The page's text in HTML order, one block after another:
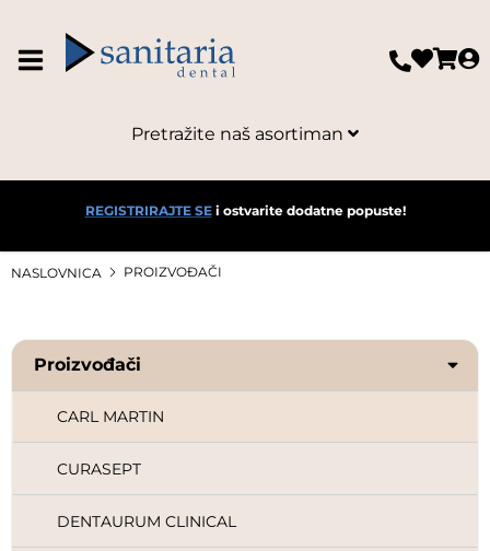
Pretražite naš asortiman
REGISTRIRAJTE SEi ostvarite dodatne popuste!
NASLOVNICA PROIZVOĐAČI
Proizvođači
BLUE®M
CARL MARTIN
CURASEPT
DENTAURUM CLINICAL